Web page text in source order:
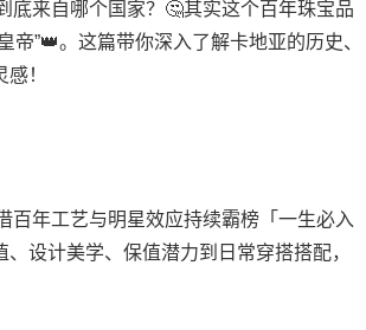
底来自哪个国家？🤔其实这个百年珠宝品
”👑。这篇带你深入了解卡地亚的历史、
！
百年工艺与明星效应持续霸榜「一生必入
设计美学、保值潜力到日常穿搭搭配，